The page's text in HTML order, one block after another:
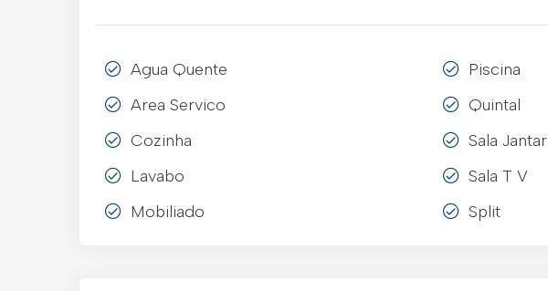
Agua Quente
Area Servico
Cozinha
Lavabo
Mobiliado
Piscina
Quintal
Sala Jantar
Sala T V
Split